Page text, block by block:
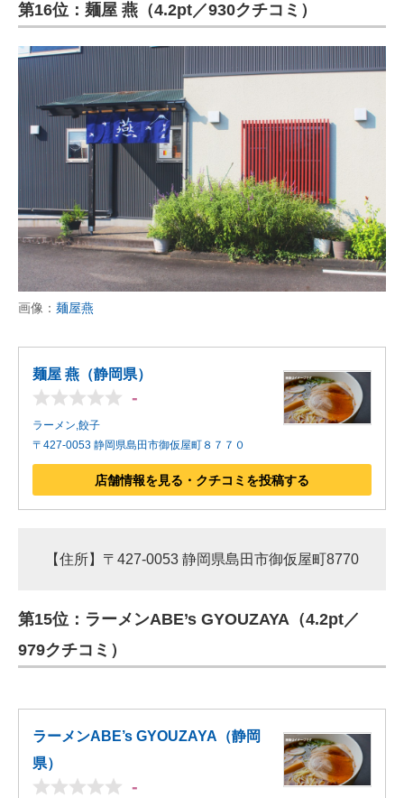
第16位：麺屋 燕（4.2pt／930クチコミ）
画像： 麺屋燕
麺屋 燕（静岡県）
-
ラーメン,餃子
〒427-0053 静岡県島田市御仮屋町８７７０
店舗情報を見る・クチコミを投稿する
【住所】〒427-0053 静岡県島田市御仮屋町8770
第15位：ラーメンABE’s GYOUZAYA（4.2pt／
979クチコミ）
ラーメンABE’s GYOUZAYA（静岡
県）
-